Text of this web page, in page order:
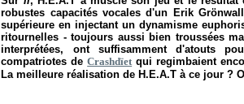
robustes capacités vocales d'un Erik
supérieure en injectant un dynamisme
ritournelles - toujours aussi bien troussées
interprétées, ont suffisamment d'atouts
compatriotes deCrashdïetqui regimbaient
La meilleure réalisation de H.E.A.T à ce jour ?